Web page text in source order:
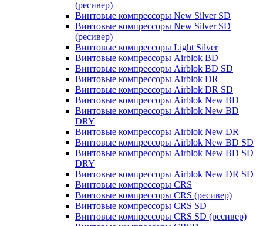
(ресивер)
Винтовые компрессоры New Silver SD
Винтовые компрессоры New Silver SD
(ресивер)
Винтовые компрессоры Light Silver
Винтовые компрессоры Airblok BD
Винтовые компрессоры Airblok BD SD
Винтовые компрессоры Airblok DR
Винтовые компрессоры Airblok DR SD
Винтовые компрессоры Airblok New BD
Винтовые компрессоры Airblok New BD
DRY
Винтовые компрессоры Airblok New DR
Винтовые компрессоры Airblok New BD SD
Винтовые компрессоры Airblok New BD SD
DRY
Винтовые компрессоры Airblok New DR SD
Винтовые компрессоры CRS
Винтовые компрессоры CRS (ресивер)
Винтовые компрессоры CRS SD
Винтовые компрессоры CRS SD (ресивер)